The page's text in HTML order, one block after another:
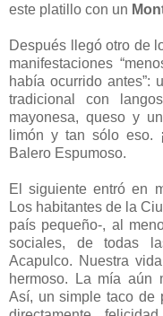
este platillo con un
Después llegó otro de
manifestaciones
había ocurrido antes”:
tradicional con
mayonesa, queso y
limón y tan sólo eso.
Balero Espumoso.
El siguiente entró en
Los habitantes de la
país pequeño-, al
sociales, de todas
Acapulco. Nuestra
hermoso. La mía aún
Así, un simple taco de